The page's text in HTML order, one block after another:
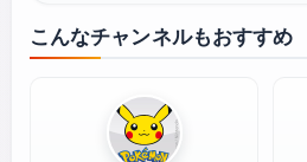
こんなチャンネルもおすすめ